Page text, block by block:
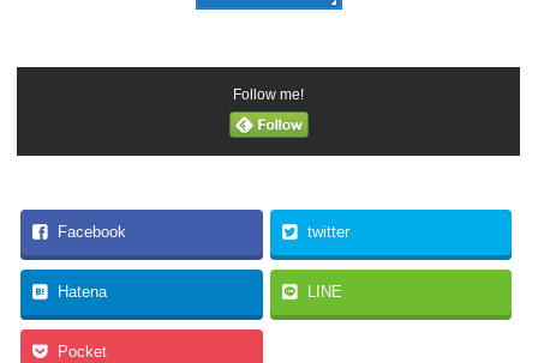
Follow me!
Facebook twitter
Hatena LINE
Pocket